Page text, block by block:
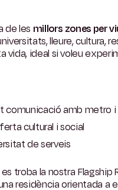
de les millors zones per
lleure, cultura,
vida, ideal si voleu
comunicació amb metro i
cultural i social
de serveis
es troba la nostra Flagship
residència orientada a